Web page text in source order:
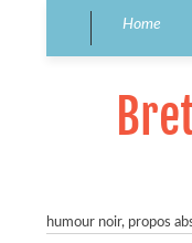
Home
humour noir, propos